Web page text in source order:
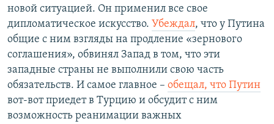
новой ситуацией. Он применил все свое
дипломатическое искусство. Убеждал, что у Путина
общие с ним взгляды на продление «зернового
соглашения», обвинял Запад в том, что эти
западные страны не выполнили свою часть
обязательств. И самое главное – обещал, что Путин
вот-вот приедет в Турцию и обсудит с ним
возможность реанимации важных